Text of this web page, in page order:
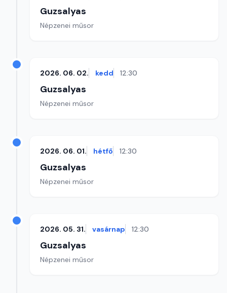
Guzsalyas
Népzenei műsor
2026. 06. 02. kedd 12:30
Guzsalyas
Népzenei műsor
2026. 06. 01. hétfő 12:30
Guzsalyas
Népzenei műsor
2026. 05. 31. vasárnap 12:30
Guzsalyas
Népzenei műsor